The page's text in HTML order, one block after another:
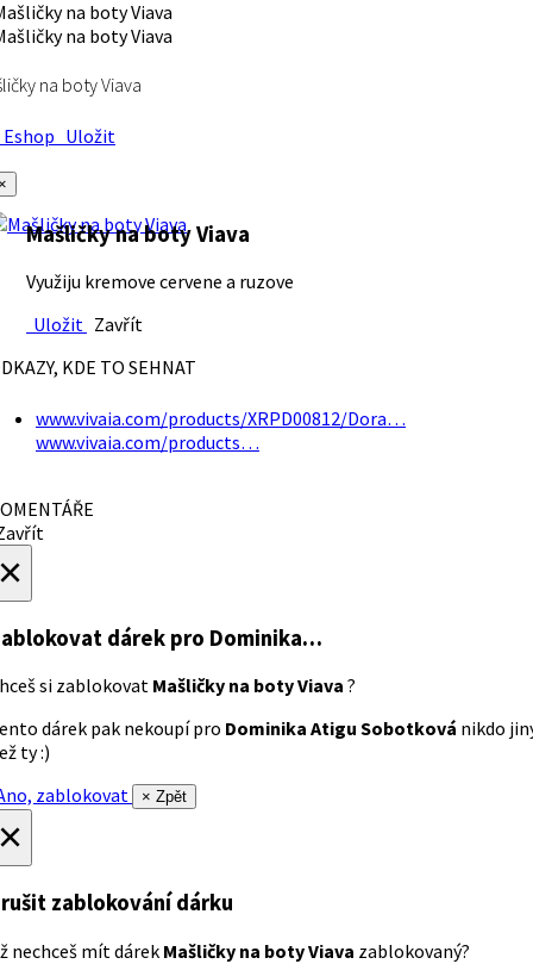
na boty Viava
Uložit
Mašličky na boty Viava
Využiju kremove cervene a ruzove
Uložit Zavřít
KDE TO SEHNAT
www.vivaia.com/products/XRPD00812/Dora…
www.vivaia.com/products…
dárek pro Dominika…
si zablokovat Mašličky na boty Viava ?
dárek pak nekoupí pro Dominika Atigu Sobotková nikdo
ty :)
zablokovat
× Zpět
zablokování dárku
nechceš mít dárek Mašličky na boty Viava zablokovaný?